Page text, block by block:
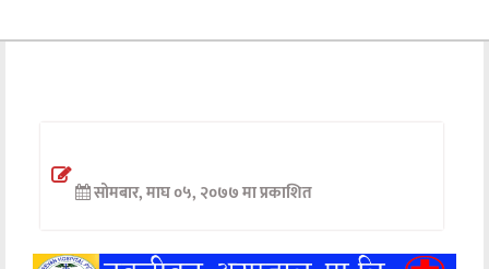
अन्तर्वार्ता
खेलकुद
सोमबार, माघ ०५, २०७७ मा प्रकाशित